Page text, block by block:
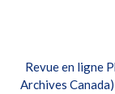
Revue en ligne
Archives